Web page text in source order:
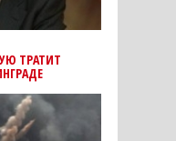
ТРАТИТ